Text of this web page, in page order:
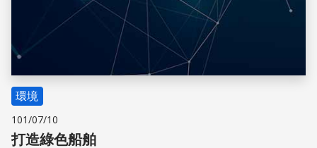
環境
101/07/10
打造綠色船舶